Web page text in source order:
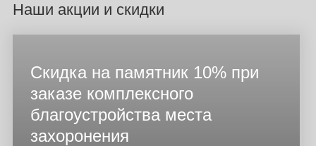
Наши акции и скидки
Скидка на памятник 10% при
заказе комплексного
благоустройства места
захоронения